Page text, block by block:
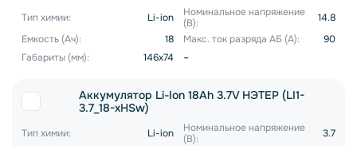
Тип химии: Li-ion
Номинальное напряжение
(В):
14.8
Емкость (Ач):
18 Макс. ток разряда АБ (А):
90
Габариты (мм):
146x74 -
Аккумулятор Li-Ion 18Ah 3.7V НЭТЕР (LI1-
3.7_18-xHSw)
Тип химии: Li-ion
Номинальное напряжение
(В):
3.7